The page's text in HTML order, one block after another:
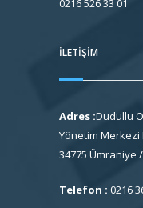
0216 526 33 01
İLETIŞIM
Adres :Dudullu
Yönetim Merkezi
34775 Ümraniye
Telefon : 0216